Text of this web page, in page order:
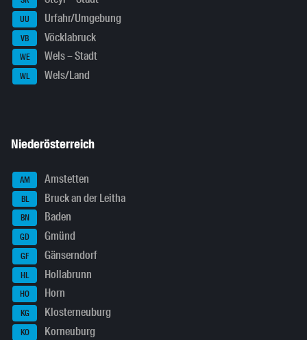
UU Urfahr/Umgebung
VB Vöcklabruck
WE Wels – Stadt
WL Wels/Land
Niederösterreich
AM Amstetten
BL Bruck an der Leitha
BN Baden
GD Gmünd
GF Gänserndorf
HL Hollabrunn
HO Horn
KG Klosterneuburg
KO Korneuburg